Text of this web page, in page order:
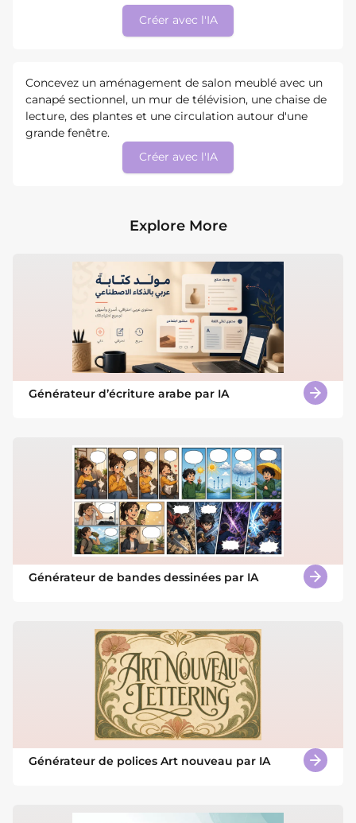
Créer avec l'IA
Concevez un aménagement de salon meublé avec un
canapé sectionnel, un mur de télévision, une chaise de
lecture, des plantes et une circulation autour d'une
grande fenêtre.
Créer avec l'IA
Explore More
Générateur d’écriture arabe par IA
Générateur de bandes dessinées par IA
Générateur de polices Art nouveau par IA